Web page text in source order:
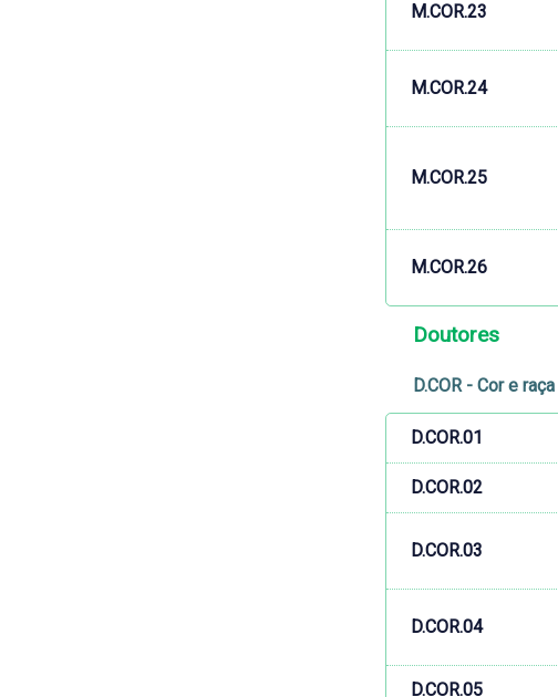
M.COR.23
M.COR.24
M.COR.25
M.COR.26
Doutores
D.COR - Cor e raça
D.COR.01
D.COR.02
D.COR.03
D.COR.04
D.COR.05